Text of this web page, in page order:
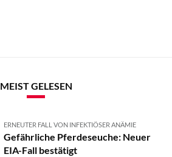
MEIST GELESEN
ERNEUTER FALL VON INFEKTIÖSER ANÄMIE
Gefährliche Pferdeseuche: Neuer
EIA-Fall bestätigt